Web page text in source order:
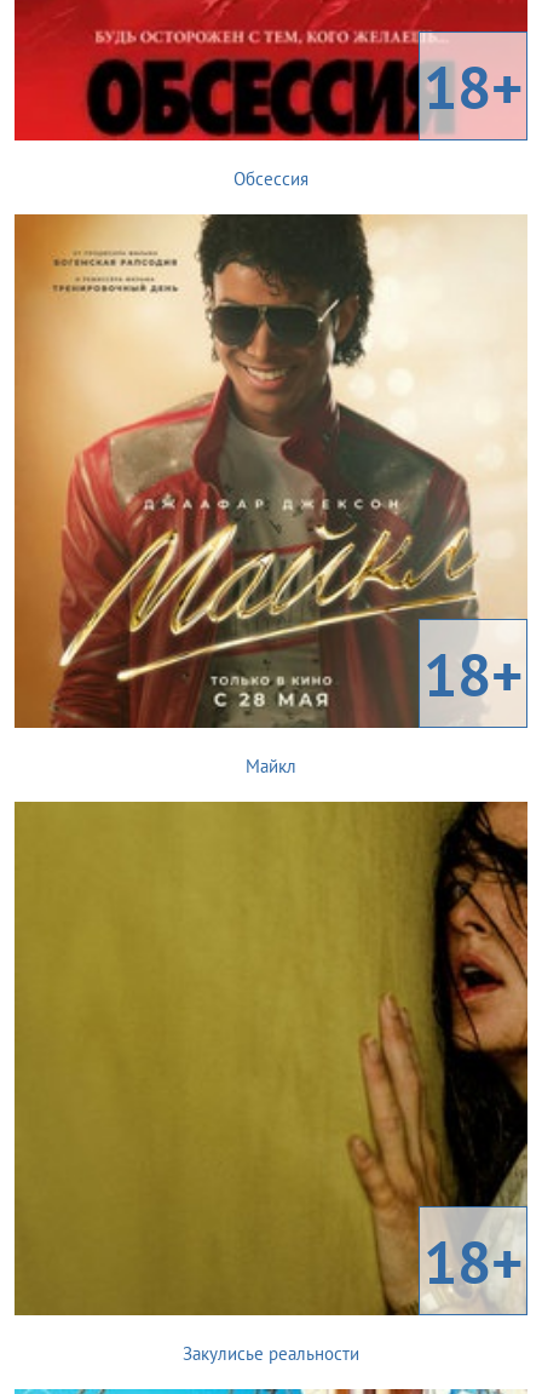
18+
Обсессия
18+
Майкл
18+
Закулисье реальности